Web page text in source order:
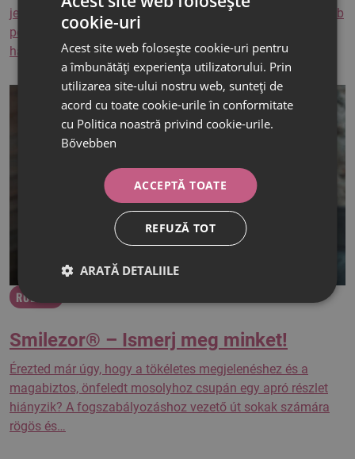
jelentőségteljes felfedezés történt eleinte Európában később
pedig az USA-ban is. Ezekben az időkben kezdek el
használni sok olyan készüléket,…
RÓLUNK
Smilezor® – Ismerj meg minket!
Érezted már úgy, hogy a tökéletes megjelenéshez és a
magabiztos, önfeledt mosolyhoz csupán egy apró részlet
hiányzik? A fogszabályozáshoz vezető út sokak számára
rögös és…
ROMANIAN
cookie-uri
Acest site web folosește cookie-uri pentru
a îmbunătăți experiența utilizatorului. Prin
utilizarea site-ului nostru web, sunteți de
acord cu toate cookie-urile în conformitate
cu Politica noastră privind cookie-urile.
Bővebben
ACCEPTĂ TOATE
REFUZĂ TOT
ARATĂ DETALIILE